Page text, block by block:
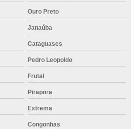
e estrutura
Ouro Preto
Janaúba
Cataguases
Pedro Leopoldo
Frutal
Pirapora
Extrema
Congonhas